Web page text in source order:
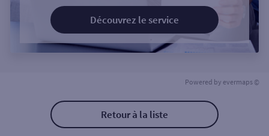
Découvrez le service
Powered by evermaps ©
Retour à la liste